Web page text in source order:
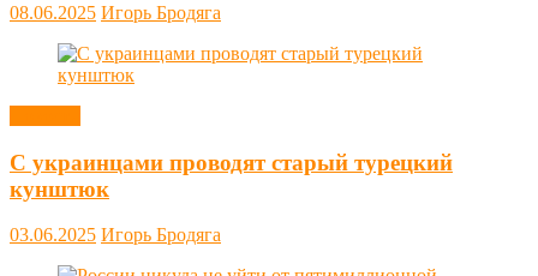
08.06.2025 Игорь Бродяга
С украинцами проводят старый турецкий
кунштюк
03.06.2025 Игорь Бродяга